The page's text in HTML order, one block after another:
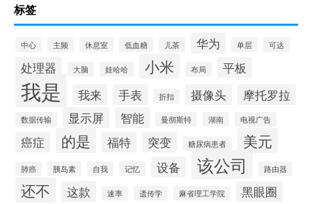
标签
中心 主频 休息室 低血糖 儿茶 华为 单层 可达
处理器 大脑 娃哈哈 小米 布局 平板
我是 我来 手表 折扣 摄像头 摩托罗拉
数据传输 显示屏 智能 曼彻斯特 湖南 电视广告
癌症 的是 福特 突变 糖尿病患者 美元
肺癌 胰岛素 自我 记忆 设备 该公司 路由器
还不 这款 速率 遗传学 麻省理工学院 黑眼圈